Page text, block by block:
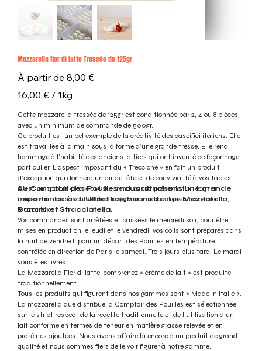
Mozzarella fior di latte Tressée de 125gr
À partir de Prix
8,00 €
16,00 €
par
16,00 € / 1kg
Cette mozzarella tressée de 125gr est conditionnée par 2, 4 ou 8 pièces
avec un minimum de commande de 500gr.
Ce produit est un bel exemple de la créativité des caseifici italiens. Elle
est travaillée à la main sous la forme d’une grande tresse. Elle rend
hommage à l’habilité des anciens laitiers qui ont inventé ce façonnage
particulier. L’aspect imposant du « Treccione » en fait un produit
d’exception qui donnera un air de fête et de convivialité à vos tables.
C'est un produit phare qui surprend par sa présentation tout en
conservant les saveurs délicates, gourmandes et juteuses de la
mozzarella.
Au Comptoir des Pouilles nous attachons une grande
importance à « L’Ultra Fraicheur » de nos Mozzarella,
Burrata et Stracciatella.
Vos commandes sont arrêtées et passées le mercredi soir, pour être
mises en production le jeudi et le vendredi, vos colis sont préparés dans
la nuit de vendredi pour un départ des Pouilles en température
contrôlée en direction de Paris le samedi. Trois jours plus tard, Le mardi
vous êtes livrés.
La Mozzarella Fior di latte, comprenez « crème de lait » est produite
traditionnellement.
Tous les produits qui figurent dans nos gammes sont « Made In Italie ».
La mozzarella que distribue la Comptoir des Pouilles est sélectionnée
sur le strict respect de la recette traditionnelle et de l’utilisation d’un
lait conforme en termes de teneur en matière grasse relevée et en
protéines ajoutées. Nous avons affaire là encore à un produit de grande
qualité et nous sommes fiers de le voir figurer à notre gamme.